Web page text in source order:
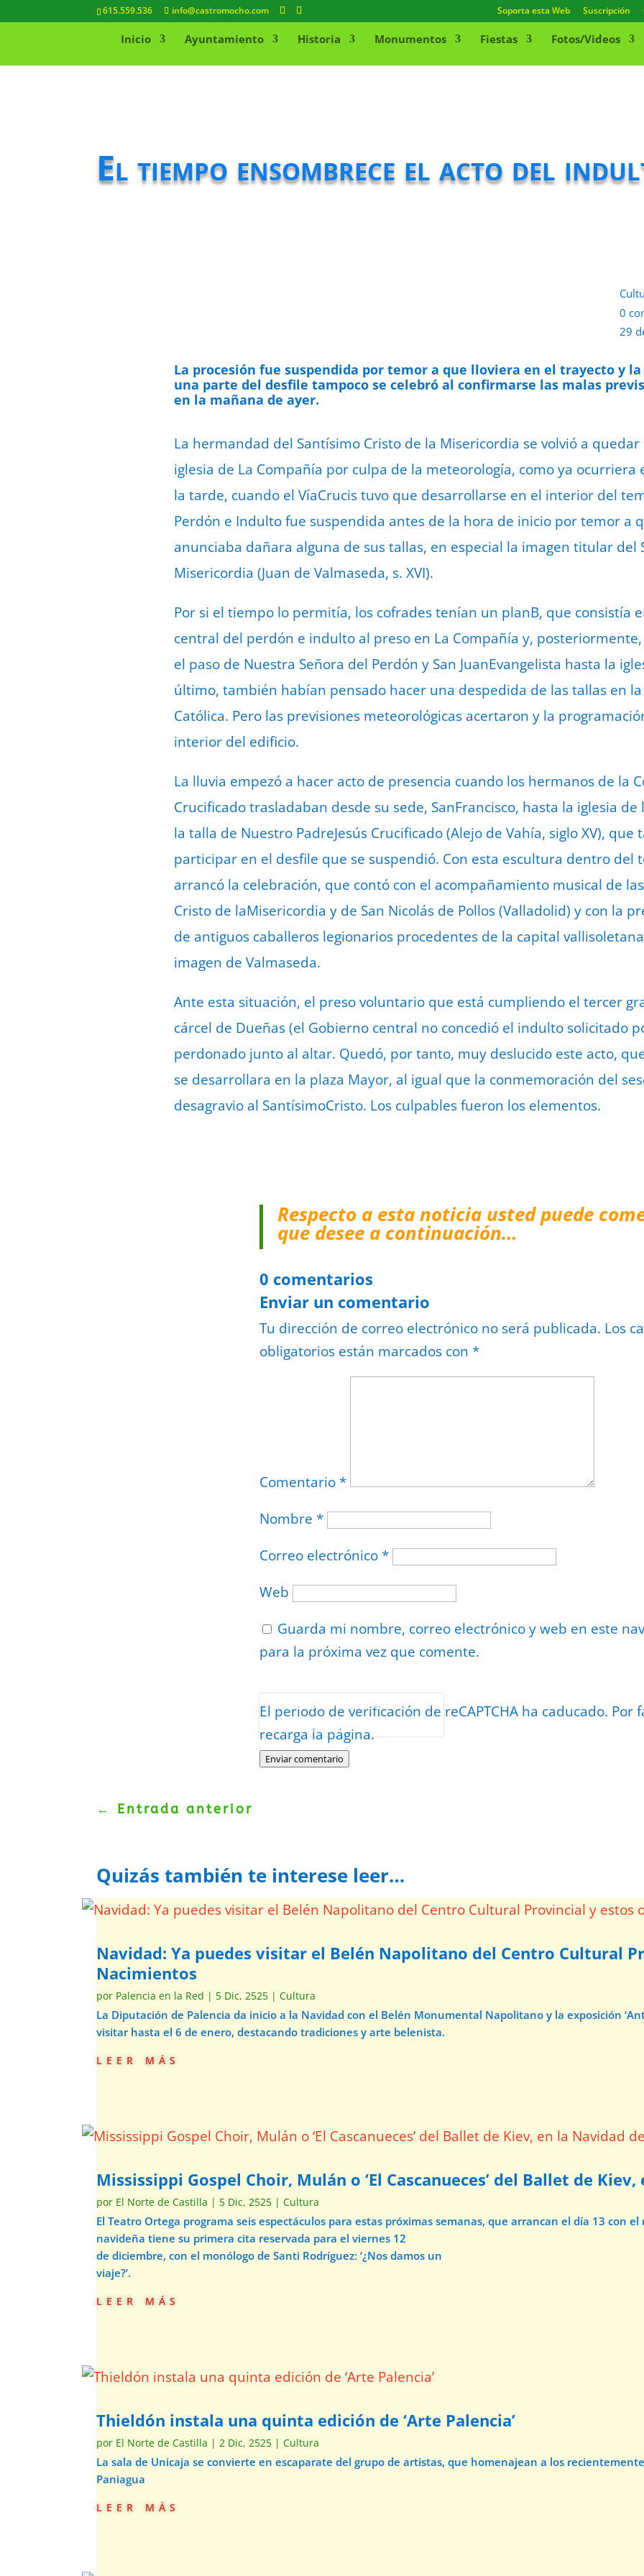
615.559.536 info@castromocho.com Soporta esta Web Suscripción
Inicio Ayuntamiento Historia Monumentos Fiestas Fotos/Videos
El tiempo ensombrece el acto del
0
29
La procesión fue suspendida por temor a que lloviera en el trayecto y
una parte del desfile tampoco se celebró al confirmarse las malas
en la mañana de ayer.
La hermandad del Santísimo Cristo de la Misericordia se volvió a
iglesia de La Compañía por culpa de la meteorología, como ya ocurriera
la tarde, cuando el VíaCrucis tuvo que desarrollarse en el interior del
Perdón e Indulto fue suspendida antes de la hora de inicio por temor a
anunciaba dañara alguna de sus tallas, en especial la imagen titular del
Misericordia (Juan de Valmaseda, s. XVI).
Por si el tiempo lo permitía, los cofrades tenían un planB, que consistía
central del perdón e indulto al preso en La Compañía y,
el paso de Nuestra Señora del Perdón y San JuanEvangelista hasta la
último, también habían pensado hacer una despedida de las tallas en la
Católica. Pero las previsiones meteorológicas acertaron y la
interior del edificio.
La lluvia empezó a hacer acto de presencia cuando los hermanos de la
Crucificado trasladaban desde su sede, SanFrancisco, hasta la iglesia
la talla de Nuestro PadreJesús Crucificado (Alejo de Vahía, siglo XV), que
participar en el desfile que se suspendió. Con esta escultura dentro del
arrancó la celebración, que contó con el acompañamiento musical de
Cristo de laMisericordia y de San Nicolás de Pollos (Valladolid) y con la
de antiguos caballeros legionarios procedentes de la capital
imagen de Valmaseda.
Ante esta situación, el preso voluntario que está cumpliendo el tercer
cárcel de Dueñas (el Gobierno central no concedió el indulto solicitado
perdonado junto al altar. Quedó, por tanto, muy deslucido este acto,
se desarrollara en la plaza Mayor, al igual que la conmemoración del
desagravio al SantísimoCristo. Los culpables fueron los elementos.
Respecto a esta noticia usted puede
que desee a continuación…
0 comentarios
Enviar un comentario
Tu dirección de correo electrónico no será publicada. Los
obligatorios están marcados con *
Comentario *
Nombre *
Correo electrónico *
Web
Guarda mi nombre, correo electrónico y web en este
para la próxima vez que comente.
El periodo de verificación de reCAPTCHA ha caducado. Por
recarga la página.
Enviar comentario
Protegidos por reCAPTCHA
Términos
← Entrada anterior
Quizás también te interese leer…
Navidad: Ya puedes visitar el Belén Napolitano del Centro Cultural
Nacimientos
por Palencia en la Red | 5 Dic, 2525 |Cultura
La Diputación de Palencia da inicio a la Navidad con el Belén Monumental Napolitano y la exposición
visitar hasta el 6 de enero, destacando tradiciones y arte belenista.
leer más
Mississippi Gospel Choir, Mulán o ‘El Cascanueces’ del Ballet de
por El Norte de Castilla | 5 Dic, 2525 |Cultura
El Teatro Ortega programa seis espectáculos para estas próximas semanas, que arrancan el día 13 con
navideña tiene su primera cita reservada para el viernes 12
de diciembre, con el monólogo de Santi Rodríguez: ‘¿Nos damos un
viaje?’.
leer más
Thieldón instala una quinta edición de ‘Arte Palencia’
por El Norte de Castilla |2 Dic, 2525 |Cultura
La sala de Unicaja se convierte en escaparate del grupo de artistas, que homenajean a los
Paniagua
leer más